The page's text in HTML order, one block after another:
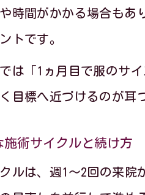
リバウンドしない
耳つぼダイエ
リバウンド対
耳つぼダイエ
継続しやすい耳つ
時間がかかる場合も
トです。
は「1ヵ月目で服のサ
目標へ近づけるのが耳
術サイクルと続け方
ルは、週1〜2回の来